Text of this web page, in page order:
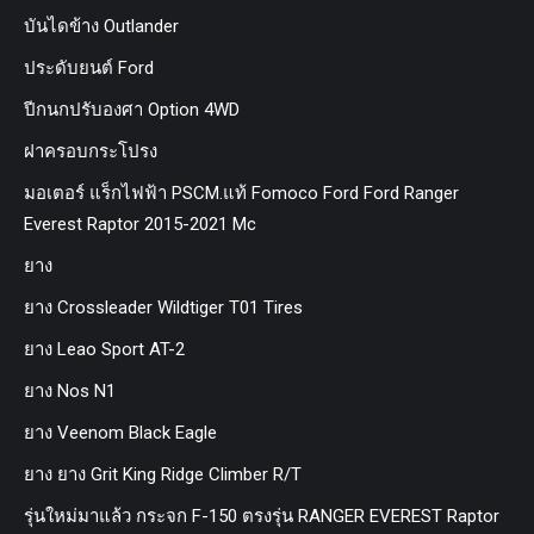
บันไดข้าง Outlander
ประดับยนต์ Ford
ปีกนกปรับองศา Option 4WD
ฝาครอบกระโปรง
มอเตอร์ แร็กไฟฟ้า PSCM.แท้ Fomoco Ford Ford Ranger
Everest Raptor 2015-2021 Mc
ยาง
ยาง Crossleader Wildtiger T01 Tires
ยาง Leao Sport AT-2
ยาง Nos N1
ยาง Veenom Black Eagle
ยาง ยาง Grit King Ridge Climber R/T
รุ่นใหม่มาแล้ว กระจก F-150 ตรงรุ่น RANGER EVEREST Raptor